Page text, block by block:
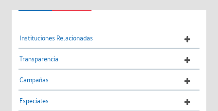
Instituciones Relacionadas
Transparencia
Campañas
Especiales